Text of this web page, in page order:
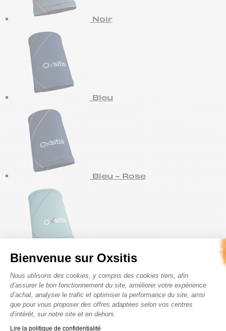
Bienvenue sur Oxsitis
Plateforme de Gestion du
Nous utilisons des cookies, y compris des cookies tiers, afin
d’assurer le bon fonctionnement du site, améliorer votre expérience
d’achat, analyser le trafic et optimiser la performance du site, ainsi
que pour vous proposer des offres adaptées selon vos centres
d’intérêt, sur notre site et en dehors.
Lire la politique de confidentialitéAxeptio consent
Noir
Bleu
Bleu - Rose
Vert
22.95€
10 en stock
Quantity